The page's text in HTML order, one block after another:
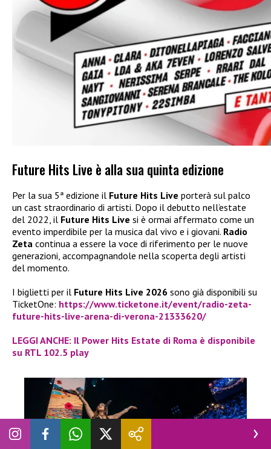
Future Hits Live è alla sua quinta edizione
Per la sua 5ª edizione il Future Hits Live porterà sul palco
un cast straordinario di artisti. Dopo il debutto nell’estate
del 2022, il Future Hits Live si è ormai affermato come un
evento imperdibile per la musica dal vivo e i giovani. Radio
Zeta continua a essere la voce di riferimento per le nuove
generazioni, accompagnandole nella scoperta degli artisti
del momento.
I biglietti per il Future Hits Live 2026 sono già disponibili su
TicketOne: https://www.ticketone.it/event/radio-zeta-
future-hits-live-arena-di-verona-21333620/
LEGGI ANCHE: Il Power Hits Estate di Roma è disponibile
su RTL 102.5 play